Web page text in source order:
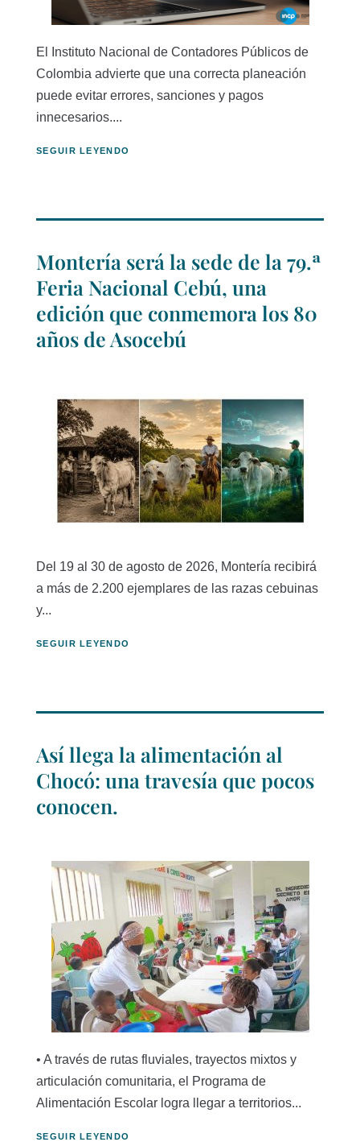
El Instituto Nacional de Contadores Públicos de
Colombia advierte que una correcta planeación
puede evitar errores, sanciones y pagos
innecesarios....
SEGUIR LEYENDO
Montería será la sede de la 79.ª
Feria Nacional Cebú, una
edición que conmemora los 80
años de Asocebú
Del 19 al 30 de agosto de 2026, Montería recibirá
a más de 2.200 ejemplares de las razas cebuinas
y...
SEGUIR LEYENDO
Así llega la alimentación al
Chocó: una travesía que pocos
conocen.
• A través de rutas fluviales, trayectos mixtos y
articulación comunitaria, el Programa de
Alimentación Escolar logra llegar a territorios...
SEGUIR LEYENDO